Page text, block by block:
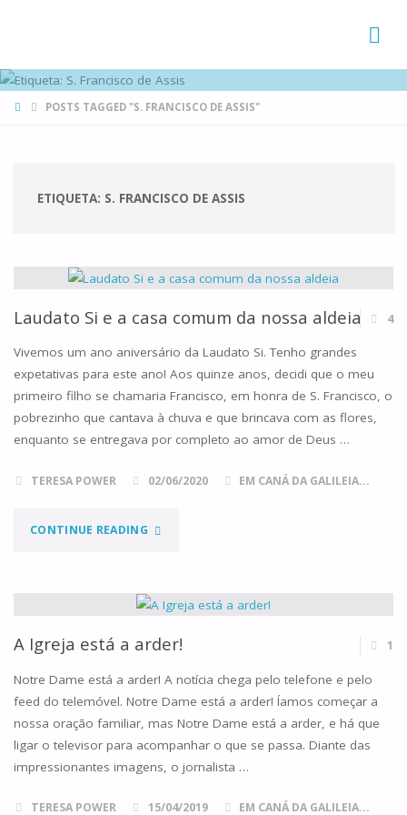
HOMEPOSTS TAGGED "S. FRANCISCO DE ASSIS"
ETIQUETA: S. FRANCISCO DE ASSIS
Laudato Si e a casa comum da nossa aldeia 4
Vivemos um ano aniversário da Laudato Si. Tenho grandes
expetativas para este ano! Aos quinze anos, decidi que o meu
primeiro filho se chamaria Francisco, em honra de S. Francisco, o
pobrezinho que cantava à chuva e que brincava com as flores,
enquanto se entregava por completo ao amor de Deus …
TERESA POWER 02/06/2020 EM CANÁ DA GALILEIA...
CONTINUE READING"LAUDATO
E
A
CASA
COMUM
DA
A Igreja está a arder! 1
Notre Dame está a arder! A notícia chega pelo telefone e pelo
feed do telemóvel. Notre Dame está a arder! Íamos começar a
nossa oração familiar, mas Notre Dame está a arder, e há que
ligar o televisor para acompanhar o que se passa. Diante das
impressionantes imagens, o jornalista …
TERESA POWER 15/04/2019 EM CANÁ DA GALILEIA...